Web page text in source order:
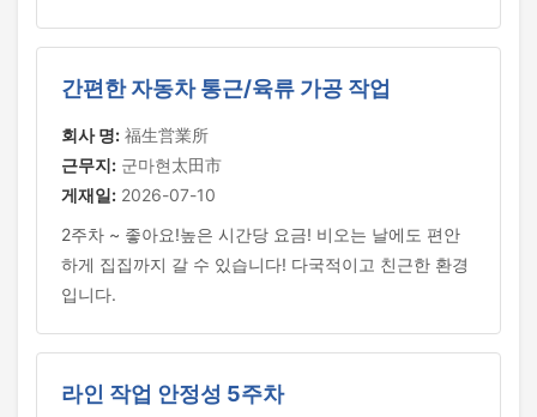
간편한 자동차 통근/육류 가공 작업
회사 명: 福生営業所
근무지: 군마현太田市
게재일: 2026-07-10
2주차 ~ 좋아요!높은 시간당 요금! 비오는 날에도 편안
하게 집집까지 갈 수 있습니다! 다국적이고 친근한 환경
입니다.
라인 작업 안정성 5주차